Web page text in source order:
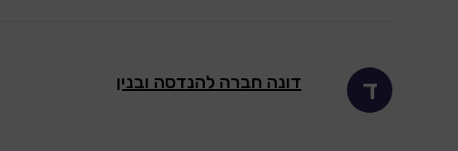
ד דונה חברה להנדסה ובנין